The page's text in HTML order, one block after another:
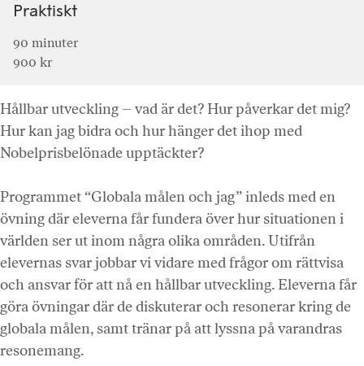
Praktiskt
90 minuter
900 kr
Hållbar utveckling – vad är det? Hur påverkar det mig?
Hur kan jag bidra och hur hänger det ihop med
Nobelprisbelönade upptäckter?
Programmet “Globala målen och jag” inleds med en
övning där eleverna får fundera över hur situationen i
världen ser ut inom några olika områden. Utifrån
elevernas svar jobbar vi vidare med frågor om rättvisa
och ansvar för att nå en hållbar utveckling. Eleverna får
göra övningar där de diskuterar och resonerar kring de
globala målen, samt tränar på att lyssna på varandras
resonemang.